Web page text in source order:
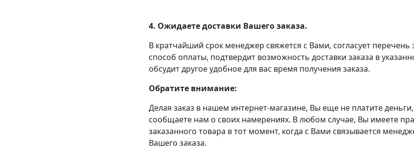
4. Ожидаете доставки Вашего заказа.
В кратчайший срок менеджер свяжется с Вами, согласует перечень
способ оплаты, подтвердит возможность доставки заказа в
обсудит другое удобное для вас время получения заказа.
Обратите внимание:
Делая заказ в нашем интернет-магазине, Вы еще не платите
сообщаете нам о своих намерениях. В любом случае, Вы имеете
заказанного товара в тот момент, когда с Вами связывается
Вашего заказа.